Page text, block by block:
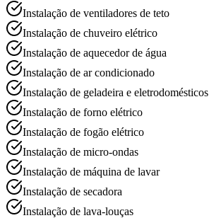
Instalação de ventiladores de teto
Instalação de chuveiro elétrico
Instalação de aquecedor de água
Instalação de ar condicionado
Instalação de geladeira e eletrodomésticos
Instalação de forno elétrico
Instalação de fogão elétrico
Instalação de micro-ondas
Instalação de máquina de lavar
Instalação de secadora
Instalação de lava-louças